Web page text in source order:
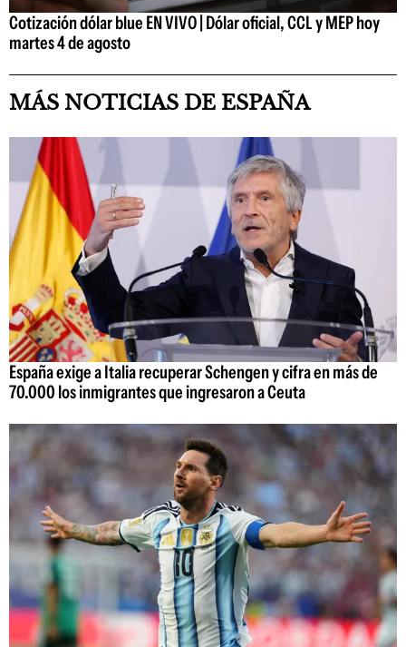
Cotización dólar blue EN VIVO | Dólar oficial, CCL y MEP hoy
martes 4 de agosto
MÁS NOTICIAS DE ESPAÑA
España exige a Italia recuperar Schengen y cifra en más de
70.000 los inmigrantes que ingresaron a Ceuta